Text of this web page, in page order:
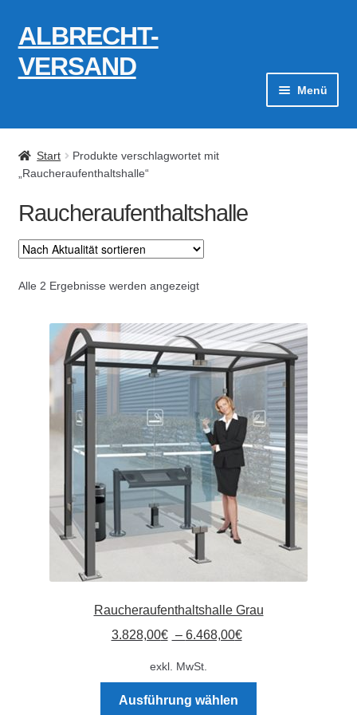
Zur
Navigation
springen
Zum
Inhalt
springen
ALBRECHT-
VERSAND
Menü
Zahlungsarten
AGB
Widerrufsbelehrung
Kontakt
Impressum
Absperrpfosten
Arbeitskleidung
Baustellenbedarf
Funkenfreies Werkzeug
Start
Produkte verschlagwortet mit
„Raucheraufenthaltshalle“
Raucheraufenthaltshalle
Alle 2 Ergebnisse werden angezeigtNach
Raucheraufenthaltshalle Grau
3.828,00€ – 6.468,00€
exkl. MwSt.
Ausführung wählen